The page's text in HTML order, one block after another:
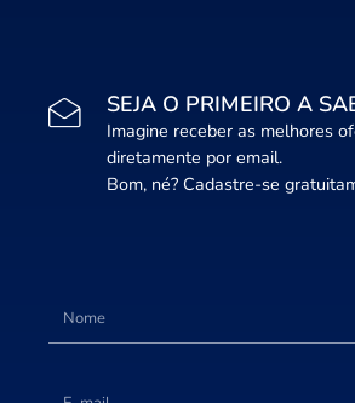
SEJA O PRIMEIRO A
Imagine receber as melhores
diretamente por email.
Bom, né? Cadastre-se